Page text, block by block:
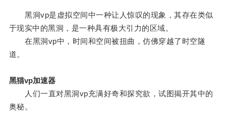
黑洞vp是虚拟空间中一种让人惊叹的现象，其存在类似
于现实中的黑洞，是一种具有极大引力的区域。
在黑洞vp中，时间和空间被扭曲，仿佛穿越了时空隧
道。
黑猫vp加速器
人们一直对黑洞vp充满好奇和探究欲，试图揭开其中的
奥秘。